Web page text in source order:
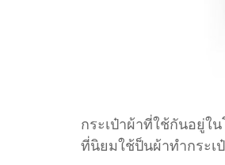
กระเป๋าผ้าที่ใช้กันอยู่ใ
ที่นิยมใช้ป็นผ้าทำกระเ